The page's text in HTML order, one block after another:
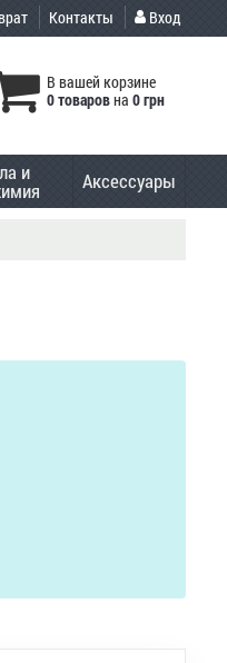
Контакты Вход
В вашей корзине
0 товаровна 0 грн
и Аксессуары